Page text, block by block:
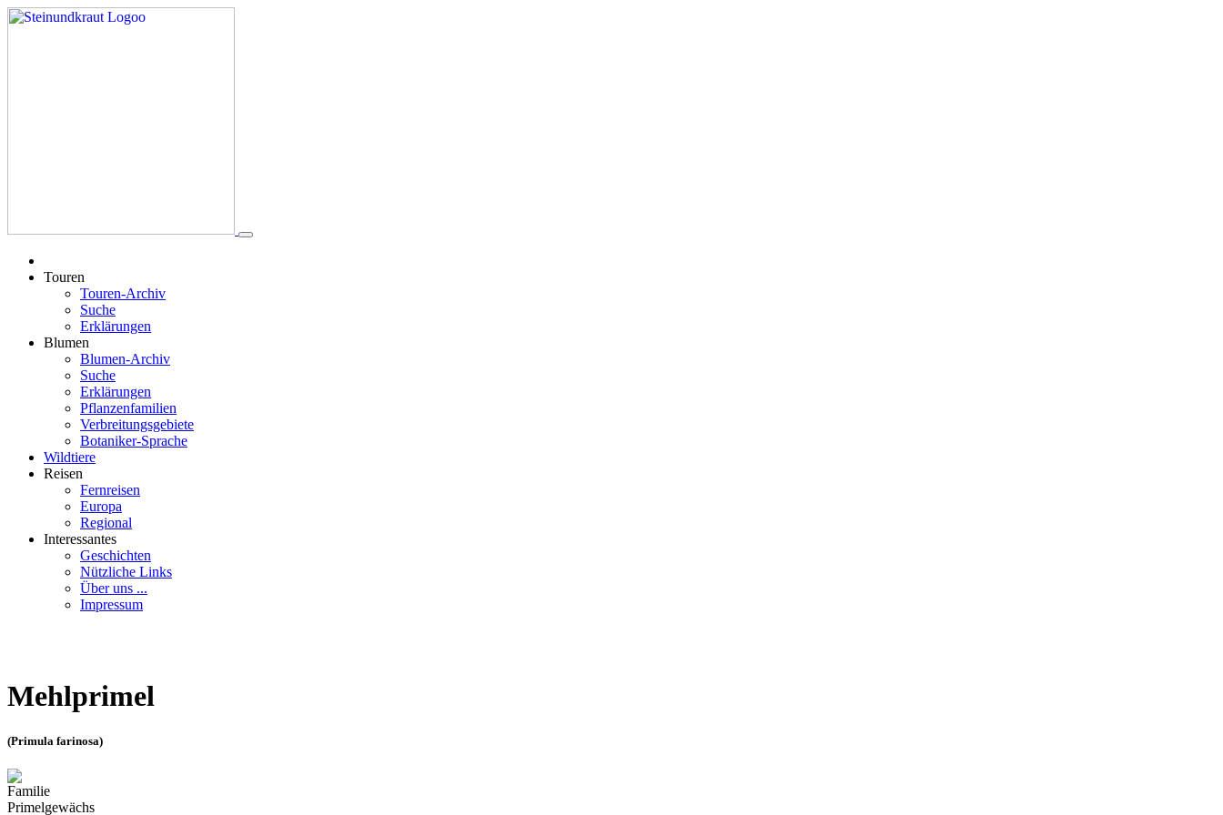
Touren
Touren-Archiv
Suche
Erklärungen
Blumen
Blumen-Archiv
Suche
Erklärungen
Pflanzenfamilien
Verbreitungsgebiete
Botaniker-Sprache
Wildtiere
Reisen
Fernreisen
Europa
Regional
Interessantes
Geschichten
Nützliche Links
Über uns ...
Impressum
Mehlprimel
(Primula farinosa)
Familie
Primelgewächs